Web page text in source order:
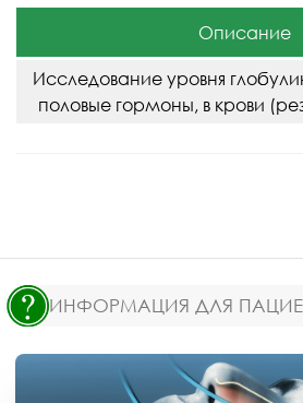
Описание
Исследование уровня
половые гормоны, в крови
ИНФОРМАЦИЯ ДЛЯ